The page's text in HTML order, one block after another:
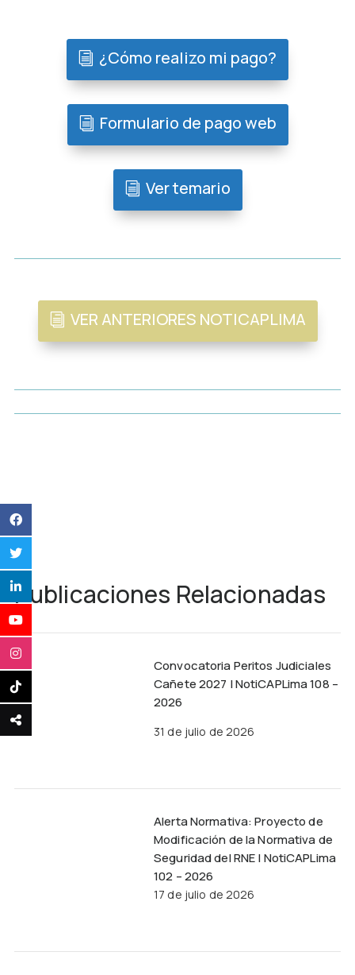
¿Cómo realizo mi pago?
Formulario de pago web
Ver temario
VER ANTERIORES NOTICAPLIMA
Publicaciones Relacionadas
Convocatoria Peritos Judiciales
Cañete 2027 | NotiCAPLima 108 –
2026
31 de julio de 2026
Alerta Normativa: Proyecto de
Modificación de la Normativa de
Seguridad del RNE | NotiCAPLima
102 – 2026
17 de julio de 2026